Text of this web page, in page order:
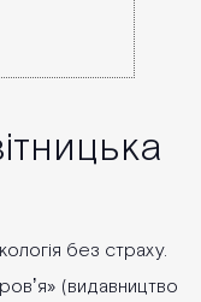
без страху.
(видавництво